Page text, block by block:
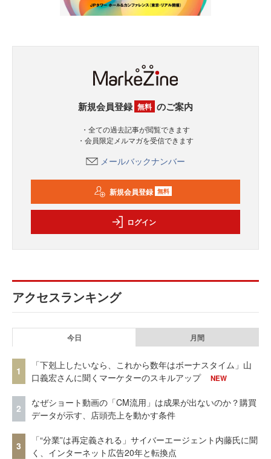
新規会員登録 無料 のご案内
・全ての過去記事が閲覧できます
・会員限定メルマガを受信できます
メールバックナンバー
新規会員登録 無料
ログイン
アクセスランキング
今日 月間
1
「下剋上したいなら、これから数年はボーナスタイム」山
口義宏さんに聞くマーケターのスキルアップ
NEW
2
なぜショート動画の「CM流用」は成果が出ないのか？購買
データが示す、店頭売上を動かす条件
3
「“分業”は再定義される」サイバーエージェント内藤氏に聞
く、インターネット広告20年と転換点